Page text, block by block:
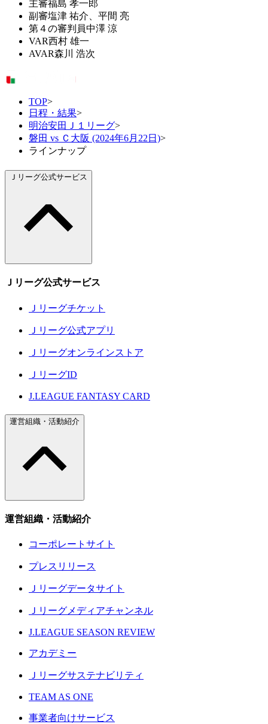
主審福島 孝一郎
副審塩津 祐介、平間 亮
第４の審判員中澤 涼
VAR西村 雄一
AVAR森川 浩次
TOP>
日程・結果>
明治安田Ｊ１リーグ>
磐田 vs Ｃ大阪 (2024年6月22日)>
ラインナップ
Ｊリーグ公式サービス
Ｊリーグ公式サービス
Ｊリーグチケット
Ｊリーグ公式アプリ
Ｊリーグオンラインストア
ＪリーグID
J.LEAGUE FANTASY CARD
運営組織・活動紹介
運営組織・活動紹介
コーポレートサイト
プレスリリース
Ｊリーグデータサイト
Ｊリーグメディアチャンネル
J.LEAGUE SEASON REVIEW
アカデミー
Ｊリーグサステナビリティ
TEAM AS ONE
事業者向けサービス